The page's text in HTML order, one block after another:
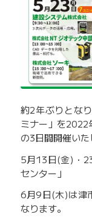
約2年ぶりとな
ミナー」を
の3日間開催いた
5月13日(金)・
センター」
6月9日(木)は津
なります。